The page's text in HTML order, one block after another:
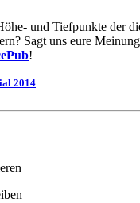
und Tiefpunkte der
Sagt uns eure
!
2014